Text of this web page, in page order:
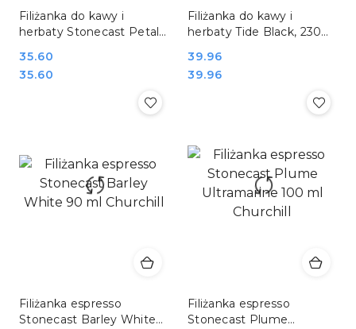
Filiżanka do kawy i
herbaty Stonecast Petal
Cena:
35.60
Cena:
35.60
Filiżanka do kawy i
herbaty Tide Black, 230ml
Cena:
39.96
Cena:
39.96
Filiżanka espresso
Stonecast Barley White
Filiżanka espresso
Stonecast Plume